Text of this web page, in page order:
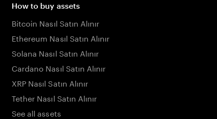
How to buy assets
Bitcoin Nasıl Satın Alınır
Ethereum Nasıl Satın Alınır
Solana Nasıl Satın Alınır
Cardano Nasıl Satın Alınır
XRP Nasıl Satın Alınır
Tether Nasıl Satın Alınır
See all assets